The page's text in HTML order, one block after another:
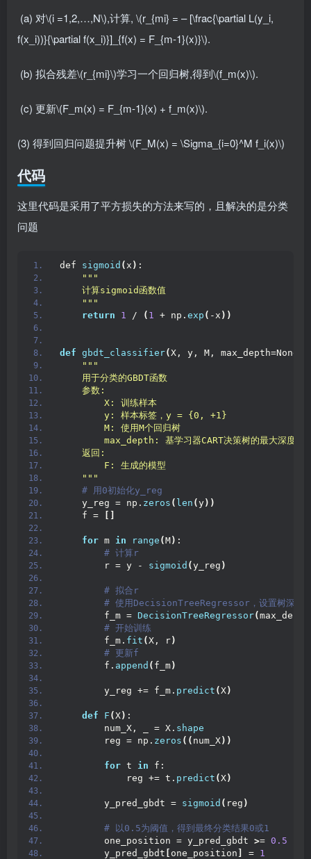
​ (a) 对\(i =1,2,…,N\),计算, \(r_{mi} = – [\frac{\partial L(y_i,
f(x_i))}{\partial f(x_i)}]_{f(x) = F_{m-1}(x)}\).
​ (b) 拟合残差\(r_{mi}\)学习一个回归树,得到\(f_m(x)\).
​ (c) 更新\(F_m(x) = F_{m-1}(x) + f_m(x)\).
(3) 得到回归问题提升树\(F_M(x) = \Sigma_{i=0}^M f_i(x)\)
代码
这里代码是采用了平方损失的方法来写的，且解决的是分类
问题
def sigmoid (x ) :
"" "
    计算sigmoid函数值
    "
""
return
1 / ( 1 + np. exp ( -x ))
def gbdt_classifier(X, y, M, max_depth=None
"" "
    用于分类的GBDT函数
    参数:
        X: 训练样本
        y: 样本标签，y = {0, +1}
        M: 使用M个回归树
        max_depth: 基学习器CART决策树的最大深度
    返回:
        F: 生成的模型
    "
""
# 用0初始化y_reg
    y_reg = np.
zeros ( len (y))
    f =
for m in range (M) :
# 计算r
        r = y -
sigmoid (y_reg )
# 拟合r
# 使用DecisionTreeRegressor，设置树深度
        f_m =
DecisionTreeRegressor(
# 开始训练
        f_m.
fit (X, r)
# 更新f
        f.
append ( f_m)
        y_reg += f_m.
predict (X)
def F (X) :
        num_X, _ = X.
shape
        reg = np.
zeros (( num_X))
for t in f:
            reg += t.
predict (X)
        y_pred_gbdt =
sigmoid ( reg )
# 以0.5为阈值，得到最终分类结果0或1
        one_position = y_pred_gbdt
>= 0.5
        y_pred_gbdt
one_position = 1